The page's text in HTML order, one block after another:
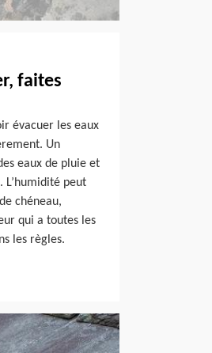
faites
évacuer les eaux
Un
eaux de pluie et
L’humidité peut
chéneau,
qui a toutes les
les règles.